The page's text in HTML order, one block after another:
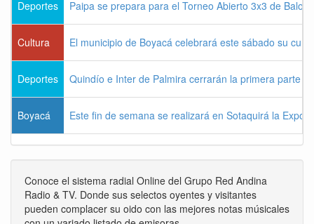
Deportes Paipa se prepara para el Torneo Abierto 3x3 de
Cultura El municipio de Boyacá celebrará este sábado su
Deportes Quindío e Inter de Palmira cerrarán la primera parte
Boyacá Este fin de semana se realizará en Sotaquirá la
Conoce el sistema radial Online del Grupo Red Andina
Radio & TV. Donde sus selectos oyentes y visitantes
pueden complacer su oido con las mejores notas músicales